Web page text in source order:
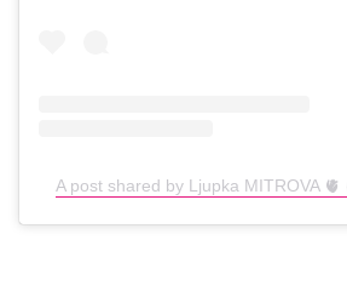
A post shared by Ljupka MITROVA